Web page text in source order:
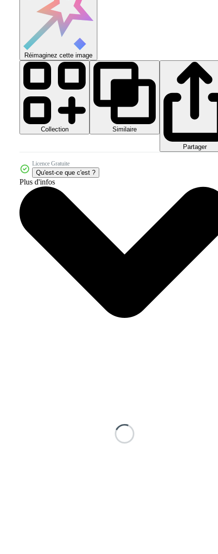
Réimaginez cette image
Collection Similaire
Partager
Licence Gratuite
Qu'est-ce que c'est ?
Plus d'infos